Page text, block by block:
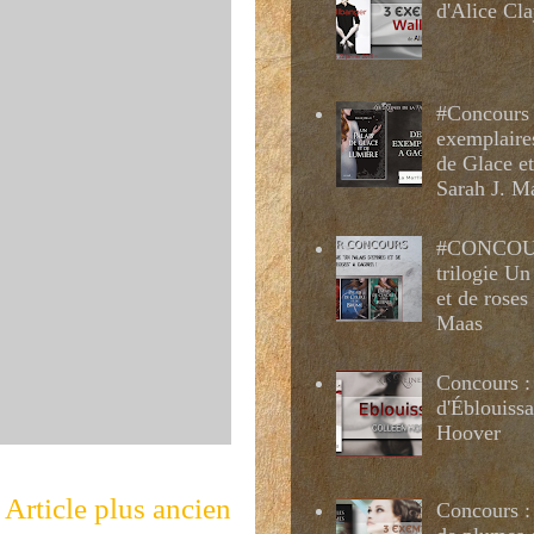
Article plus ancien
d'Alice
de Glace
Sarah J.
trilogie Un
et de
Maas
Concours
Hoover
Concours